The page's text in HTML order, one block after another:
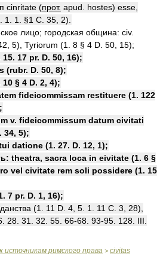
cinritate (прот. apud. hostes) esse,
1. 1. §1 C. 35, 2).
лицо; городская община: civ.
5), Tyriorum (1. 8 § 4 D. 50, 15);
17 pr. D. 50, 16);
(rubr. D. 50, 8);
§ 4 D. 2, 4);
fideicommissam restituere (1. 122
v. fideicommissum datum civitati
34, 5);
datione (1. 27. D. 12, 1);
theatra, sacra loca in eivitate (1. 6 §
vel civitate rem soli possidere (1. 15
7 pr. D. 1, 16);
(1. 11 D. 4, 5. 1. 11 C. 3, 28),
28. 31. 32. 55. 66-68. 93-95. 128. III.
источникам римского права > civitas